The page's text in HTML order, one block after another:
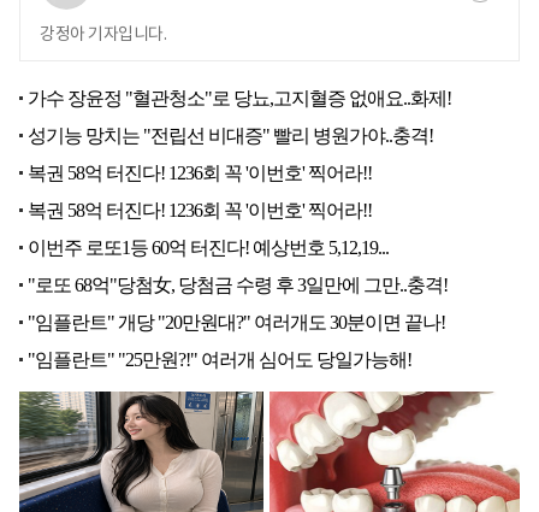
강정아 기자입니다.